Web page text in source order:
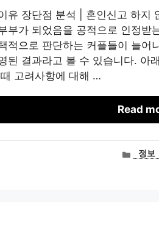
유 장단점 분석 | 혼인신고 하지
부가 되었음을 공적으로 인정받
적으로 판단하는 커플들이 늘어
된 결과라고 볼 수 있습니다. 아
고려사항에 대해 …
Read
카정보